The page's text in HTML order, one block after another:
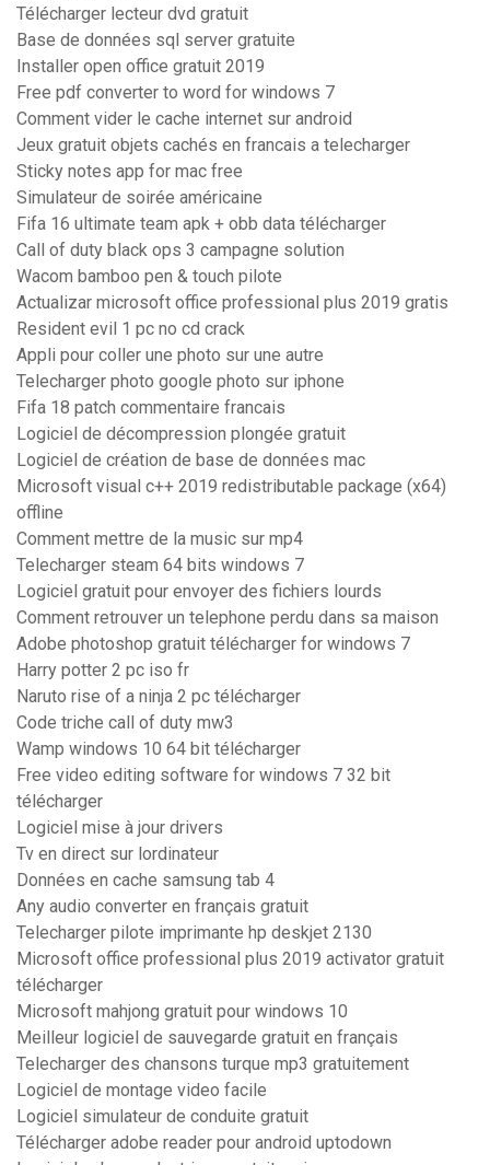
Télécharger lecteur dvd gratuit
Base de données sql server gratuite
Installer open office gratuit 2019
Free pdf converter to word for windows 7
Comment vider le cache internet sur android
Jeux gratuit objets cachés en francais a telecharger
Sticky notes app for mac free
Simulateur de soirée américaine
Fifa 16 ultimate team apk + obb data télécharger
Call of duty black ops 3 campagne solution
Wacom bamboo pen & touch pilote
Actualizar microsoft office professional plus 2019 gratis
Resident evil 1 pc no cd crack
Appli pour coller une photo sur une autre
Telecharger photo google photo sur iphone
Fifa 18 patch commentaire francais
Logiciel de décompression plongée gratuit
Logiciel de création de base de données mac
Microsoft visual c++ 2019 redistributable package (x64)
offline
Comment mettre de la music sur mp4
Telecharger steam 64 bits windows 7
Logiciel gratuit pour envoyer des fichiers lourds
Comment retrouver un telephone perdu dans sa maison
Adobe photoshop gratuit télécharger for windows 7
Harry potter 2 pc iso fr
Naruto rise of a ninja 2 pc télécharger
Code triche call of duty mw3
Wamp windows 10 64 bit télécharger
Free video editing software for windows 7 32 bit
télécharger
Logiciel mise à jour drivers
Tv en direct sur lordinateur
Données en cache samsung tab 4
Any audio converter en français gratuit
Telecharger pilote imprimante hp deskjet 2130
Microsoft office professional plus 2019 activator gratuit
télécharger
Microsoft mahjong gratuit pour windows 10
Meilleur logiciel de sauvegarde gratuit en français
Telecharger des chansons turque mp3 gratuitement
Logiciel de montage video facile
Logiciel simulateur de conduite gratuit
Télécharger adobe reader pour android uptodown